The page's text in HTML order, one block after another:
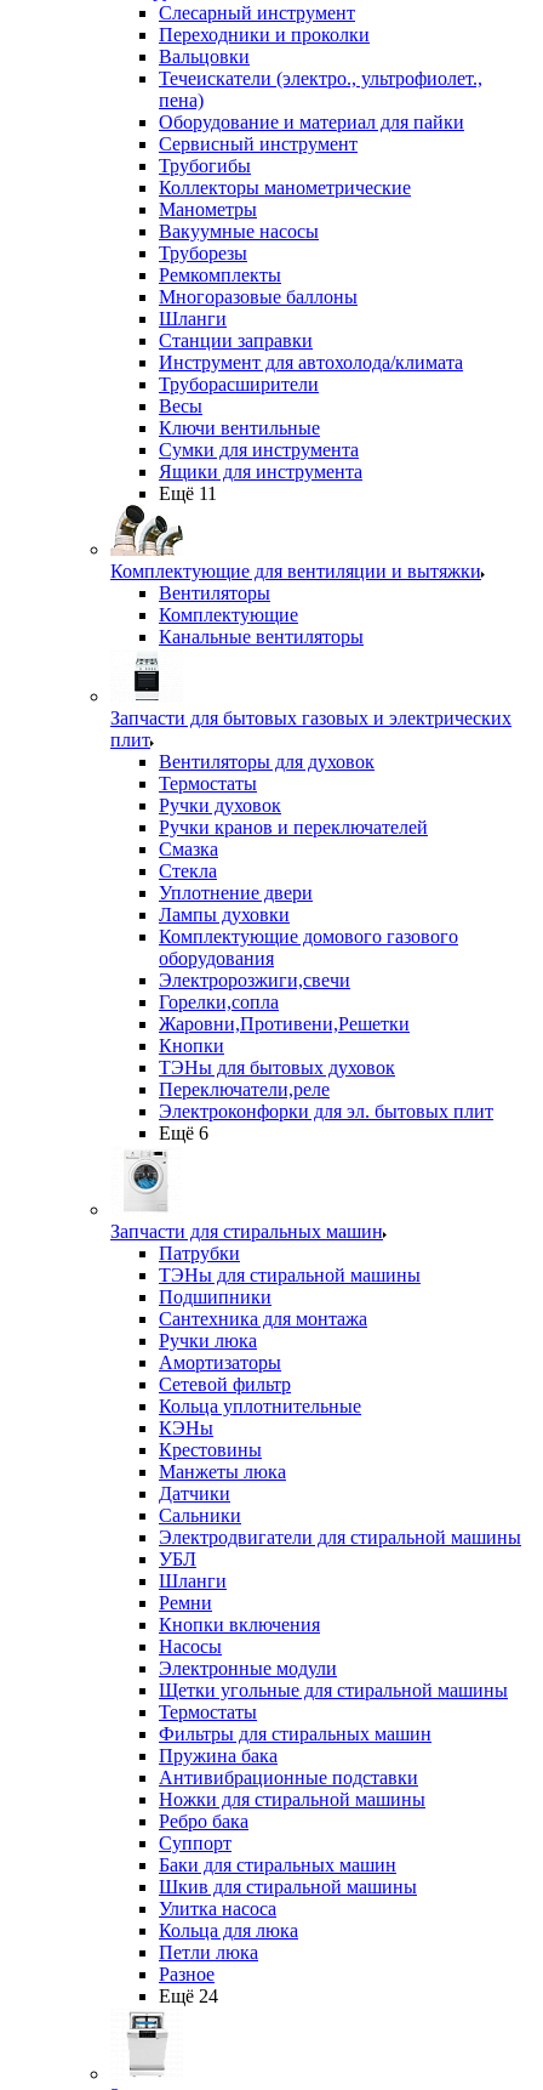
Слесарный инструмент
Переходники и проколки
Вальцовки
Течеискатели (электро., ультрофиолет.,
пена)
Оборудование и материал для пайки
Сервисный инструмент
Трубогибы
Коллекторы манометрические
Манометры
Вакуумные насосы
Труборезы
Ремкомплекты
Многоразовые баллоны
Шланги
Станции заправки
Инструмент для автохолода/климата
Труборасширители
Весы
Ключи вентильные
Сумки для инструмента
Ящики для инструмента
Ещё 11
Комплектующие для вентиляции и вытяжки
Вентиляторы
Комплектующие
Канальные вентиляторы
Запчасти для бытовых газовых и электрических
плит
Вентиляторы для духовок
Термостаты
Ручки духовок
Ручки кранов и переключателей
Смазка
Стекла
Уплотнение двери
Лампы духовки
Комплектующие домового газового
оборудования
Электророзжиги,свечи
Горелки,сопла
Жаровни,Противени,Решетки
Кнопки
ТЭНы для бытовых духовок
Переключатели,реле
Электроконфорки для эл. бытовых плит
Ещё 6
Запчасти для стиральных машин
Патрубки
ТЭНы для стиральной машины
Подшипники
Сантехника для монтажа
Ручки люка
Амортизаторы
Сетевой фильтр
Кольца уплотнительные
КЭНы
Крестовины
Манжеты люка
Датчики
Сальники
Электродвигатели для стиральной машины
УБЛ
Шланги
Ремни
Кнопки включения
Насосы
Электронные модули
Щетки угольные для стиральной машины
Термостаты
Фильтры для стиральных машин
Пружина бака
Антивибрационные подставки
Ножки для стиральной машины
Ребро бака
Суппорт
Баки для стиральных машин
Шкив для стиральной машины
Улитка насоса
Кольца для люка
Петли люка
Разное
Ещё 24